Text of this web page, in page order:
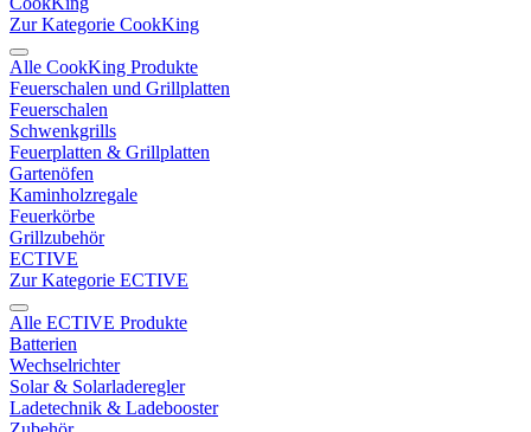
Zur Kategorie CookKing
Alle CookKing Produkte
Feuerschalen und Grillplatten
Feuerschalen
Schwenkgrills
Feuerplatten & Grillplatten
Gartenöfen
Kaminholzregale
Feuerkörbe
Grillzubehör
ECTIVE
Zur Kategorie ECTIVE
Alle ECTIVE Produkte
Batterien
Wechselrichter
Solar & Solarladeregler
Ladetechnik & Ladebooster